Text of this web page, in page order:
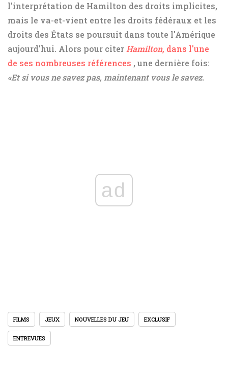
l'interprétation de Hamilton des droits implicites,
mais le va-et-vient entre les droits fédéraux et les
droits des États se poursuit dans toute l'Amérique
aujourd'hui. Alors pour citer Hamilton, dans l'une
de ses nombreuses références , une dernière fois:
«Et si vous ne savez pas, maintenant vous le savez.
ad
FILMS JEUX NOUVELLES DU JEU EXCLUSIF
ENTREVUES